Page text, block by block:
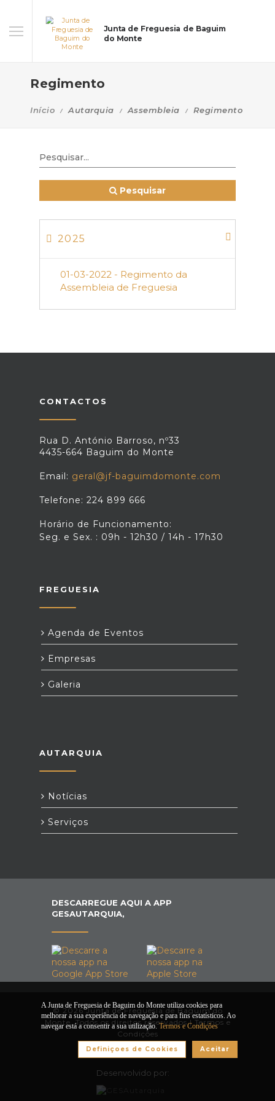
Junta de Freguesia de Baguim
do Monte
Regimento
Início Autarquia Assembleia Regimento
Pesquisar
2025
01-03-2022 - Regimento da
Assembleia de Freguesia
CONTACTOS
Rua D. António Barroso, nº33
4435-664 Baguim do Monte
Email: geral@jf-baguimdomonte.com
Telefone: 224 899 666
Horário de Funcionamento:
Seg. e Sex. : 09h - 12h30 / 14h - 17h30
FREGUESIA
Agenda de Eventos
Empresas
Galeria
AUTARQUIA
Notícias
Serviços
DESCARREGUE AQUI A APP
GESAUTARQUIA,
© 2026 Junta de Freguesia de Baguim do
Monte. Todos os direitos reservados | Termos e
Condições
Desenvolvido por:
A Junta de Freguesia de Baguim do Monte utiliza cookies para
melhorar a sua experiência de navegação e para fins estatísticos. Ao
navegar está a consentir a sua utilização.Termos e Condições
Aceitar
Definiçoes de Cookies